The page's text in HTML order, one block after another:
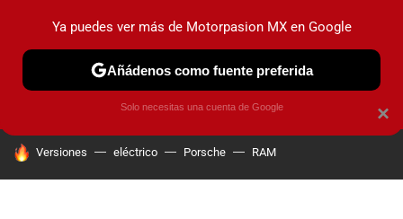
PRUEBAS INDUSTRIA HOY NO CIRCULA
HOY SE HABLA DE
Versiones eléctrico Porsche RAM
×
Ya puedes ver más de Motorpasion MX en Google
Añádenos como fuente preferida
Solo necesitas una cuenta de Google